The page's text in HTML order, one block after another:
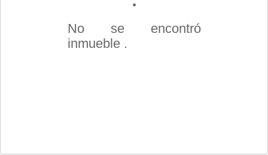
No se encontró
inmueble .